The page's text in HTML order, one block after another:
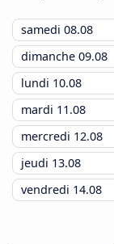
samedi 08.08
dimanche 09.08
lundi 10.08
mardi 11.08
mercredi 12.08
jeudi 13.08
vendredi 14.08